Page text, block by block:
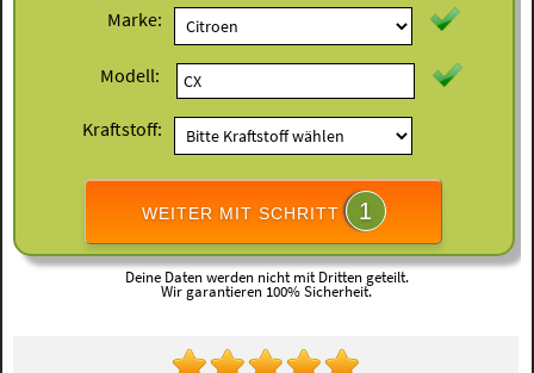
Marke:
Modell:
Kraftstoff:
WEITER MIT SCHRITT 1
Deine Daten werden nicht mit Dritten geteilt.
Wir garantieren 100% Sicherheit.